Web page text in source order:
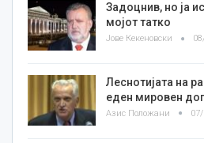
Задоцнив, но ја
мојот татко
Јове Кекеновски
Леснотијата на
еден мировен
Азис Положани